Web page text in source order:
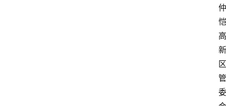
仲
恺
高
新
区
管
委